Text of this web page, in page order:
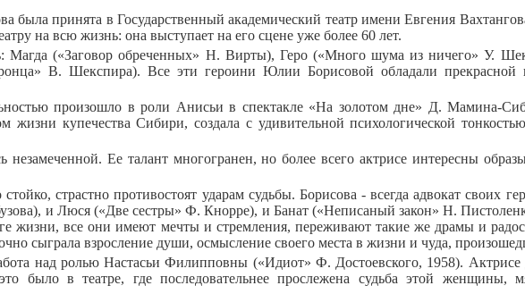
принята в Государственный академический театр имени Евгения
на всю жизнь: она выступает на его сцене уже более 60 лет.
Магда («Заговор обреченных» Н. Вирты), Геро («Много шума из ничего» У.
В. Шекспира). Все эти героини Юлии Борисовой обладали прекрасной
произошло в роли Анисьи в спектакле «На золотом дне» Д. Мамина-
жизни купечества Сибири, создала с удивительной психологической
Ее талант многогранен, но более всего актрисе интересны
страстно противостоят ударам судьбы. Борисова - всегда адвокат своих
и Люся («Две сестры» Ф. Кнорре), и Банат («Неписаный закон» Н.
жизни, все они имеют мечты и стремления, переживают такие же драмы и
сыграла взросление души, осмысление своего места в жизни и чуда,
над ролью Настасьи Филипповны («Идиот» Ф. Достоевского, 1958). Актрисе
было в театре, где последовательнее прослежена судьба этой женщины,